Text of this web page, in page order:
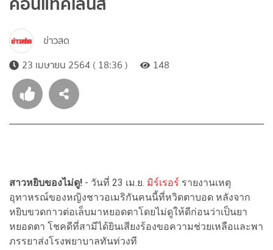
ข่าวสด
23 เมษายน 2564 ( 18:36 )
148
สาวหยิบของไม่ดู! - วันที่ 23 เม.ย. มิร์เรอร์ รายงานเหตุ
อุทาหรณ์ของหญิงชาวอเมริกันคนนี้ที่หวิดตาบอด หลังจาก
หยิบขวดกาวต่อเล็บมาหยอดตาโดยไม่ดูให้ดีก่อนว่าเป็นยา
หยอดตา โชคดีที่สามีได้ยินเสียงร้องขอความช่วยเหลือและพา
ภรรยาส่งโรงพยาบาลทันท่วงที